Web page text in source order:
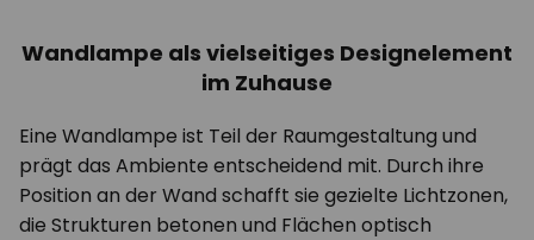
Wandlampe als vielseitiges Designelement
im Zuhause
Eine Wandlampe ist Teil der Raumgestaltung und
prägt das Ambiente entscheidend mit. Durch ihre
Position an der Wand schafft sie gezielte Lichtzonen,
die Strukturen betonen und Flächen optisch